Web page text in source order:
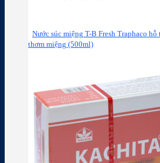
Nước súc miệng T-B Fresh Traphaco
thơm miệng (500ml)